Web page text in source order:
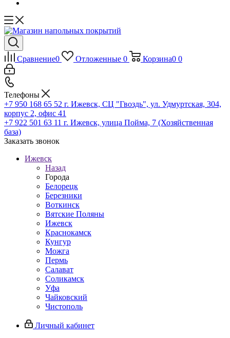
Сравнение0 Отложенные 0 Корзина0 0
Телефоны
+7 950 168 65 52 г. Ижевск, СЦ "Гвоздь", ул. Удмуртская, 304,
корпус 2, офис 41
+7 922 501 63 11 г. Ижевск, улица Пойма, 7 (Хозяйственная
база)
Заказать звонок
Ижевск
Назад
Города
Белорецк
Березники
Воткинск
Вятские Поляны
Ижевск
Краснокамск
Кунгур
Можга
Пермь
Салават
Соликамск
Уфа
Чайковский
Чистополь
Личный кабинет